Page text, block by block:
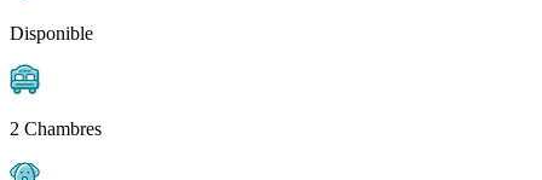
Disponible
2 Chambres